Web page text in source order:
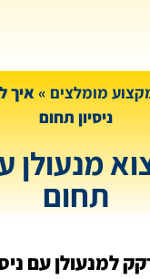
מומלצים » איך
ניסיון תחום
מנעולן
תחום
למנעולן עם